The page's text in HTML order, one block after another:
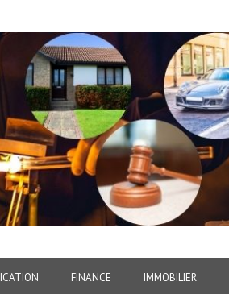
FINANCE IMMOBILIER